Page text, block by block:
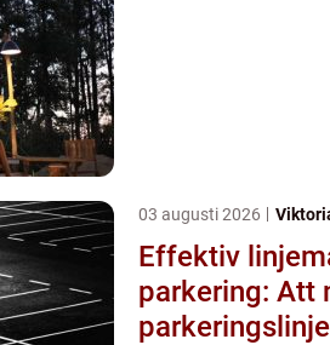
03 augusti 2026
Effektiv
parkering: Att